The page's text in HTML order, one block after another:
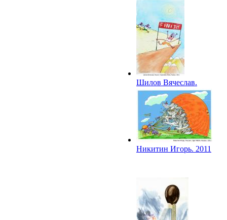
Шилов Вячеслав.
2011
Никитин Игорь. 2011